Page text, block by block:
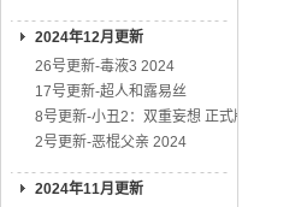
2024年12月更新
26号更新-毒液3 2024
17号更新-超人和露易丝
8号更新-小丑2：双重妄想 正式版
2号更新-恶棍父亲 2024
2024年11月更新